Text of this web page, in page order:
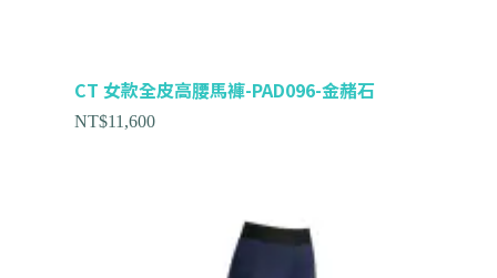
CT 女款全皮高腰馬褲-PAD096-金赭石
NT$11,600